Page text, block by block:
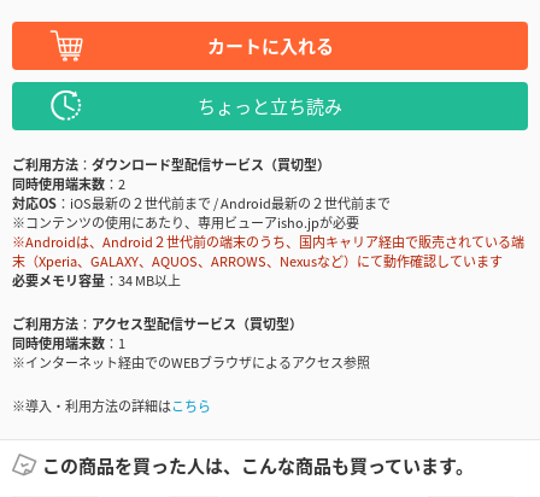
カートに入れる
ちょっと立ち読み
ご利用方法
ダウンロード型配信サービス（買切型）
同時使用端末数
2
対応OS
iOS最新の２世代前まで / Android最新の２世代前まで
※コンテンツの使用にあたり、専用ビューアisho.jpが必要
※Androidは、Android２世代前の端末のうち、国内キャリア経由で販売されている端
末（Xperia、GALAXY、AQUOS、ARROWS、Nexusなど）にて動作確認しています
必要メモリ容量
34 MB以上
ご利用方法
アクセス型配信サービス（買切型）
同時使用端末数
1
※インターネット経由でのWEBブラウザによるアクセス参照
※導入・利用方法の詳細はこちら
この商品を買った人は、こんな商品も買っています。